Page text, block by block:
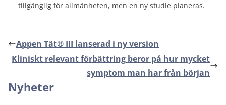
tillgänglig för allmänheten, men en ny studie planeras.
Appen Tät® III lanserad i ny version
Kliniskt relevant förbättring beror på hur mycket
symptom man har från början
Nyheter